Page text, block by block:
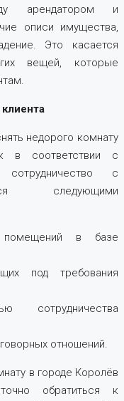
арендатором и
описи имущества,
Это касается
вещей, которые
недорого комнату
в соответствии с
с
следующими
в базе
под требования
сотрудничества
отношений.
в городе Королёв
обратиться к